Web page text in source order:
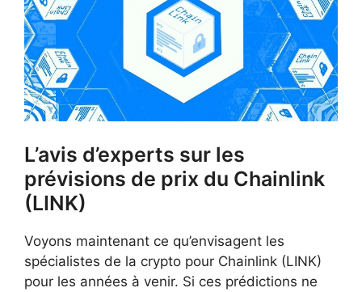
L’avis d’experts sur les
prévisions de prix du Chainlink
(LINK)
Voyons maintenant ce qu’envisagent les
spécialistes de la crypto pour Chainlink (LINK)
pour les années à venir. Si ces prédictions ne